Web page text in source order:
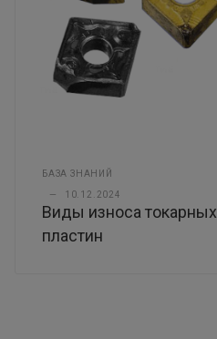
БАЗА ЗНАНИЙ
— 10.12.2024
Виды износа токарных
пластин